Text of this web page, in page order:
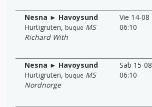
Nesna ► Havoysund
Hurtigruten, buque MS
Richard With
Vie 14-08
06:10
Nesna ► Havoysund
Hurtigruten, buque MS
Nordnorge
Sab 15-08
06:10